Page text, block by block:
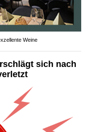
Weine
sich nach